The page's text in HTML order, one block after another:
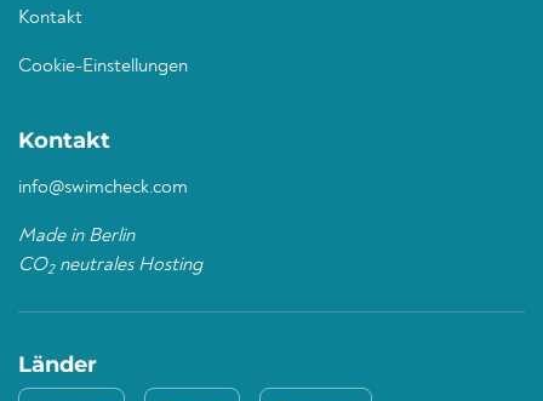
Kontakt
Cookie-Einstellungen
Kontakt
info@swimcheck.com
Made in Berlin
CO2neutrales Hosting
Länder